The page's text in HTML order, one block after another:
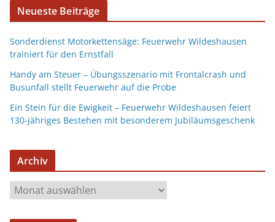
Neueste Beiträge
Sonderdienst Motorkettensäge: Feuerwehr Wildeshausen
trainiert für den Ernstfall
Handy am Steuer – Übungsszenario mit Frontalcrash und
Busunfall stellt Feuerwehr auf die Probe
Ein Stein für die Ewigkeit – Feuerwehr Wildeshausen feiert
130-jähriges Bestehen mit besonderem Jubiläumsgeschenk
Archiv